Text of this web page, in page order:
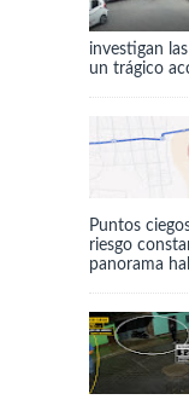
investigan
un trágico
Puntos
riesgo
panorama